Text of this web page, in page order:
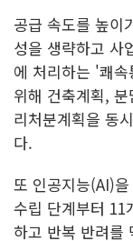
공급 속도를 높이
성을 생략하고 사
에 처리하는 '쾌
위해 건축계획,
리처분계획을 동
다.
또 인공지능(AI)
수립 단계부터 11
하고 반복 반려를